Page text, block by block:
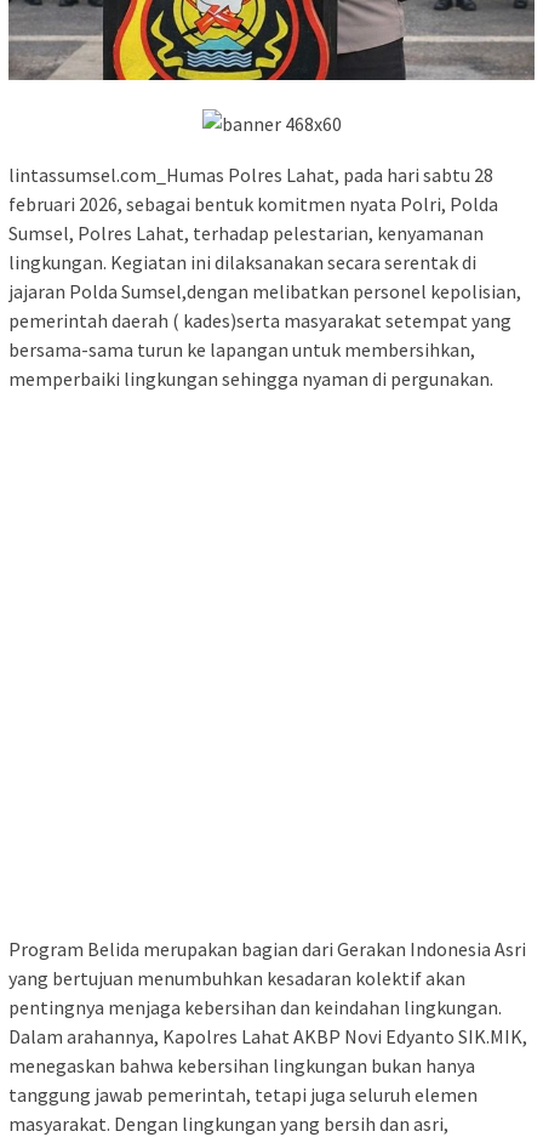
lintassumsel.com_Humas Polres Lahat, pada hari sabtu 28
februari 2026, sebagai bentuk komitmen nyata Polri, Polda
Sumsel, Polres Lahat, terhadap pelestarian, kenyamanan
lingkungan. Kegiatan ini dilaksanakan secara serentak di
jajaran Polda Sumsel,dengan melibatkan personel kepolisian,
pemerintah daerah ( kades)serta masyarakat setempat yang
bersama-sama turun ke lapangan untuk membersihkan,
memperbaiki lingkungan sehingga nyaman di pergunakan.
Program Belida merupakan bagian dari Gerakan Indonesia Asri
yang bertujuan menumbuhkan kesadaran kolektif akan
pentingnya menjaga kebersihan dan keindahan lingkungan.
Dalam arahannya, Kapolres Lahat AKBP Novi Edyanto SIK.MIK,
menegaskan bahwa kebersihan lingkungan bukan hanya
tanggung jawab pemerintah, tetapi juga seluruh elemen
masyarakat. Dengan lingkungan yang bersih dan asri,